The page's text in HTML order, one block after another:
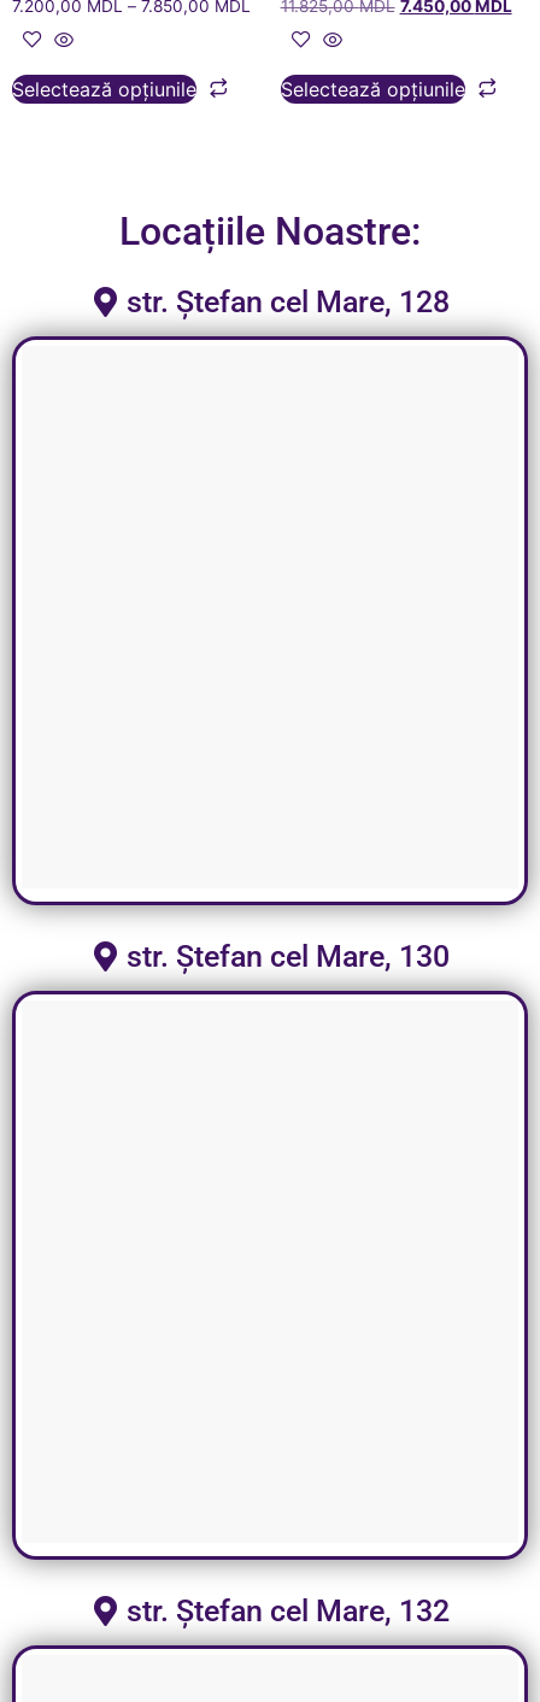
7.200,00 MDL – 7.850,00 MDL
Selectează opțiunile
11.825,00MDL 7.450,00 MDL
Selectează opțiunile
Locațiile Noastre:
str. Ștefan cel Mare, 128
str. Ștefan cel Mare, 130
str. Ștefan cel Mare, 132